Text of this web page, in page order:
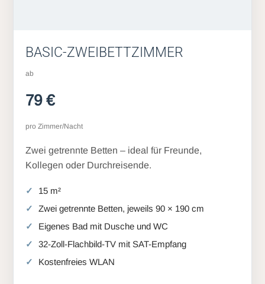
BASIC-ZWEIBETTZIMMER
ab
79 €
pro Zimmer/Nacht
Zwei getrennte Betten – ideal für Freunde,
Kollegen oder Durchreisende.
15 m²
Zwei getrennte Betten, jeweils 90 × 190 cm
Eigenes Bad mit Dusche und WC
32-Zoll-Flachbild-TV mit SAT-Empfang
Kostenfreies WLAN